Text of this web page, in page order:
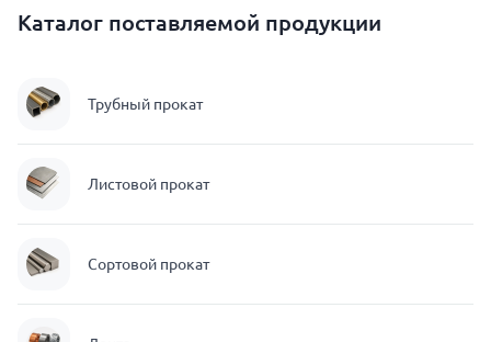
Каталог поставляемой продукции
Трубный прокат
Листовой прокат
Сортовой прокат